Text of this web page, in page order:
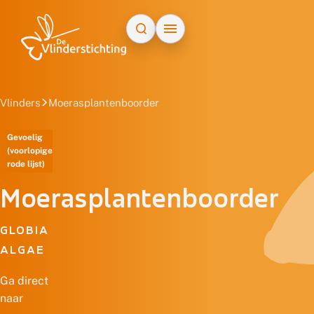
Vlinders Moerasplantenboorder
Gevoelig
(voorlopige
rode lijst)
Moerasplantenboorder
GLOBIA
ALGAE
Ga direct
naar